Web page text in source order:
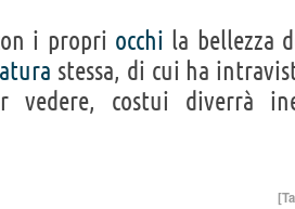
i propri occhi la bellezza
stessa, di cui ha
vedere, costui diverrà